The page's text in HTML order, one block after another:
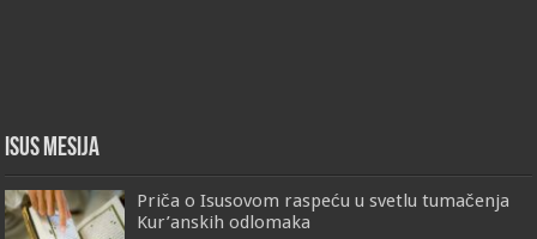
Isus Mesija
Priča o Isusovom raspeću u svetlu tumačenja
Kur’anskih odlomaka